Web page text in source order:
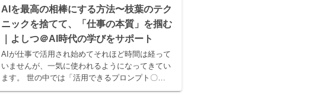
AIを最高の相棒にする方法〜枝葉のテク
ニックを捨てて、「仕事の本質」を掴む
｜よしつ＠AI時代の学びをサポート
AIが仕事で活用され始めてそれほど時間は経って
いませんが、一気に使われるようになってきてい
ます。 世の中では「活用できるプロンプト〇〇
選」といった記事や本が溢れ、様々なテクニック